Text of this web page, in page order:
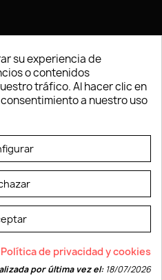
- 2026
según las normas dictadas por la
W3C
su experiencia de
o contenidos
tráfico. Al hacer clic en
a nuestro uso
Política de privacidad y cookies
por última vez el:18/07/2026